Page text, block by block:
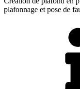
plafonnage et pose de